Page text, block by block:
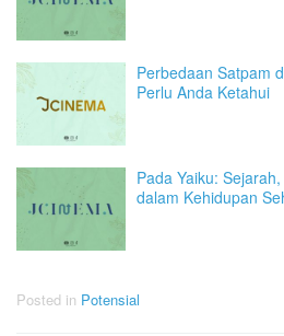
Perbedaan Satpam
Perlu Anda Ketahui
Pada Yaiku:
dalam Kehidupan
Posted in Potensial